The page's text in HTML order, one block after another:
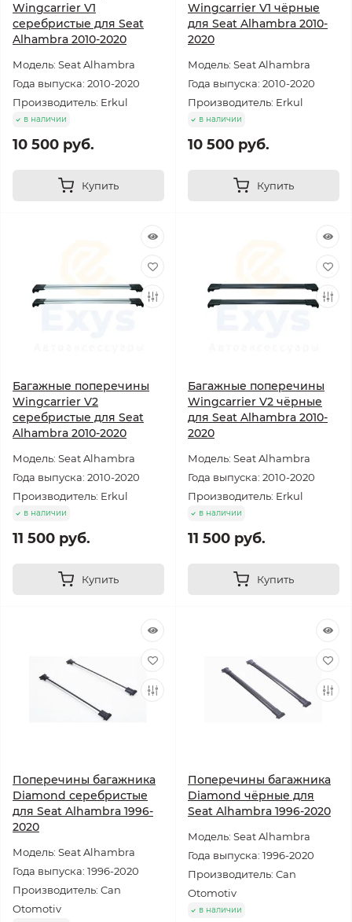
Wingcarrier V1
серебристые для Seat
Alhambra 2010-2020
Модель: Seat Alhambra
Года выпуска: 2010-2020
Производитель: Erkul
в наличии
10 500 руб.
Купить
Wingcarrier V1 чёрные
для Seat Alhambra 2010-
2020
Модель: Seat Alhambra
Года выпуска: 2010-2020
Производитель: Erkul
в наличии
10 500 руб.
Купить
Багажные поперечины
Wingcarrier V2
серебристые для Seat
Alhambra 2010-2020
Модель: Seat Alhambra
Года выпуска: 2010-2020
Производитель: Erkul
в наличии
11 500 руб.
Купить
Багажные поперечины
Wingcarrier V2 чёрные
для Seat Alhambra 2010-
2020
Модель: Seat Alhambra
Года выпуска: 2010-2020
Производитель: Erkul
в наличии
11 500 руб.
Купить
Поперечины багажника
Diamond серебристые
для Seat Alhambra 1996-
2020
Модель: Seat Alhambra
Года выпуска: 1996-2020
Производитель: Can
Otomotiv
Поперечины багажника
Diamond чёрные для
Seat Alhambra 1996-2020
Модель: Seat Alhambra
Года выпуска: 1996-2020
Производитель: Can
Otomotiv
в наличии